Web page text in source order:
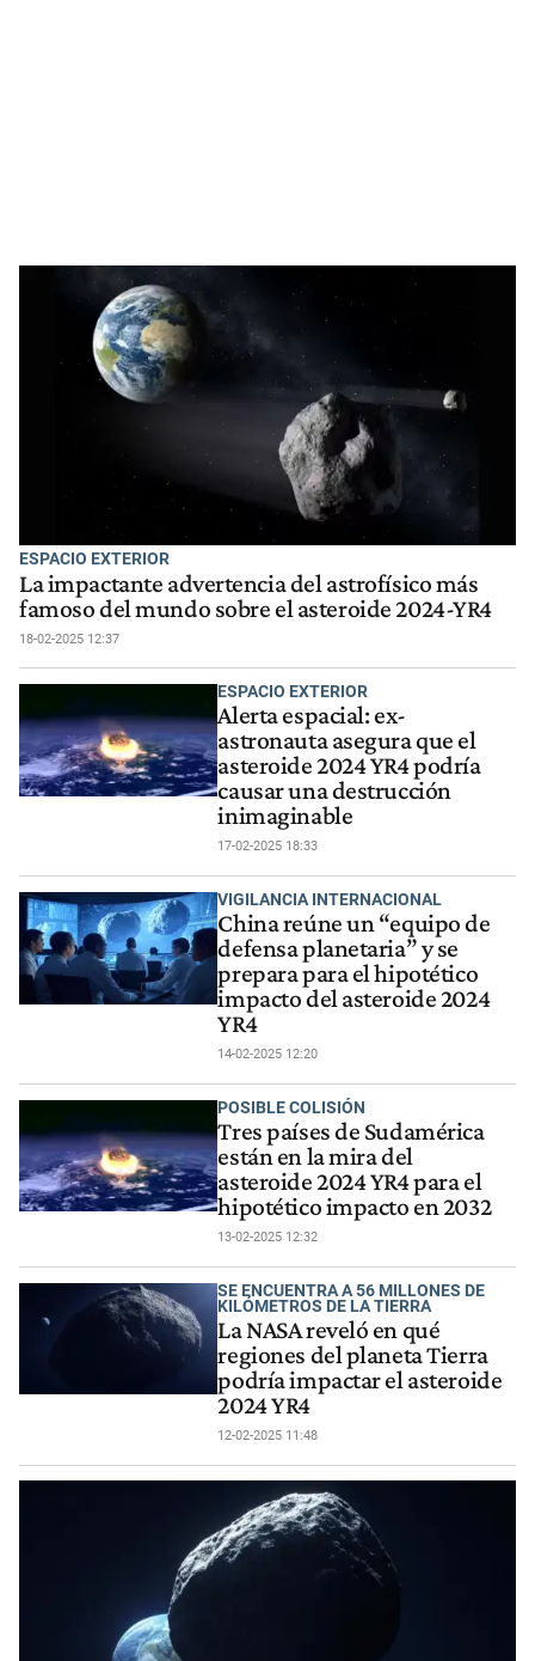
ESPACIO EXTERIOR
La impactante advertencia del astrofísico más
famoso del mundo sobre el asteroide 2024-YR4
18-02-2025 12:37
ESPACIO EXTERIOR
Alerta espacial: ex-
astronauta asegura que el
asteroide 2024 YR4 podría
causar una destrucción
inimaginable
17-02-2025 18:33
VIGILANCIA INTERNACIONAL
China reúne un “equipo de
defensa planetaria” y se
prepara para el hipotético
impacto del asteroide 2024
YR4
14-02-2025 12:20
POSIBLE COLISIÓN
Tres países de Sudamérica
están en la mira del
asteroide 2024 YR4 para el
hipotético impacto en 2032
13-02-2025 12:32
SE ENCUENTRA A 56 MILLONES DE
KILÓMETROS DE LA TIERRA
La NASA reveló en qué
regiones del planeta Tierra
podría impactar el asteroide
2024 YR4
12-02-2025 11:48